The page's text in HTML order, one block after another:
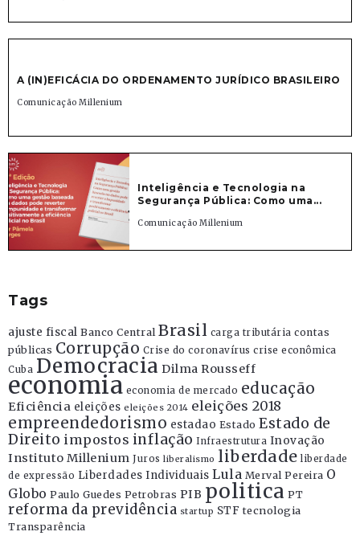
A (IN)EFICÁCIA DO ORDENAMENTO JURÍDICO BRASILEIRO
Comunicação Millenium
Inteligência e Tecnologia na
Segurança Pública: Como uma...
Comunicação Millenium
Tags
ajuste fiscal Banco Central Brasil carga tributária contas
públicas Corrupção Crise do coronavírus crise econômica
Cuba Democracia Dilma Rousseff
economia economia de mercado educação
Eficiência eleições eleições 2014 eleições 2018
empreendedorismo estadao Estado Estado de
Direito impostos inflação Infraestrutura Inovação
Instituto Millenium Juros liberalismo liberdade liberdade
de expressão Liberdades Individuais Lula Merval Pereira O
Globo Paulo Guedes Petrobras PIB politica PT
reforma da previdência startup STF tecnologia
Transparência